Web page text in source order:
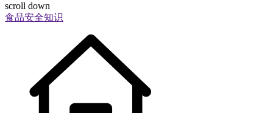
scroll down
食品安全知识